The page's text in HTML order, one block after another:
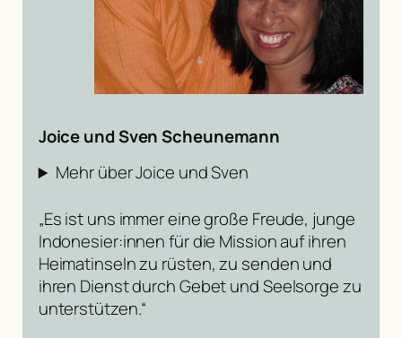
Joice und Sven Scheunemann
Mehr über Joice und Sven
„Es ist uns immer eine große Freude, junge
Indonesier:innen für die Mission auf ihren
Heimatinseln zu rüsten, zu senden und
ihren Dienst durch Gebet und Seelsorge zu
unterstützen.“